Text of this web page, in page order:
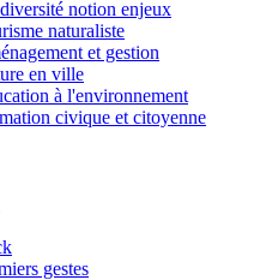
notion enjeux
naturaliste
et gestion
en ville
à l'environnement
civique et citoyenne
gestes